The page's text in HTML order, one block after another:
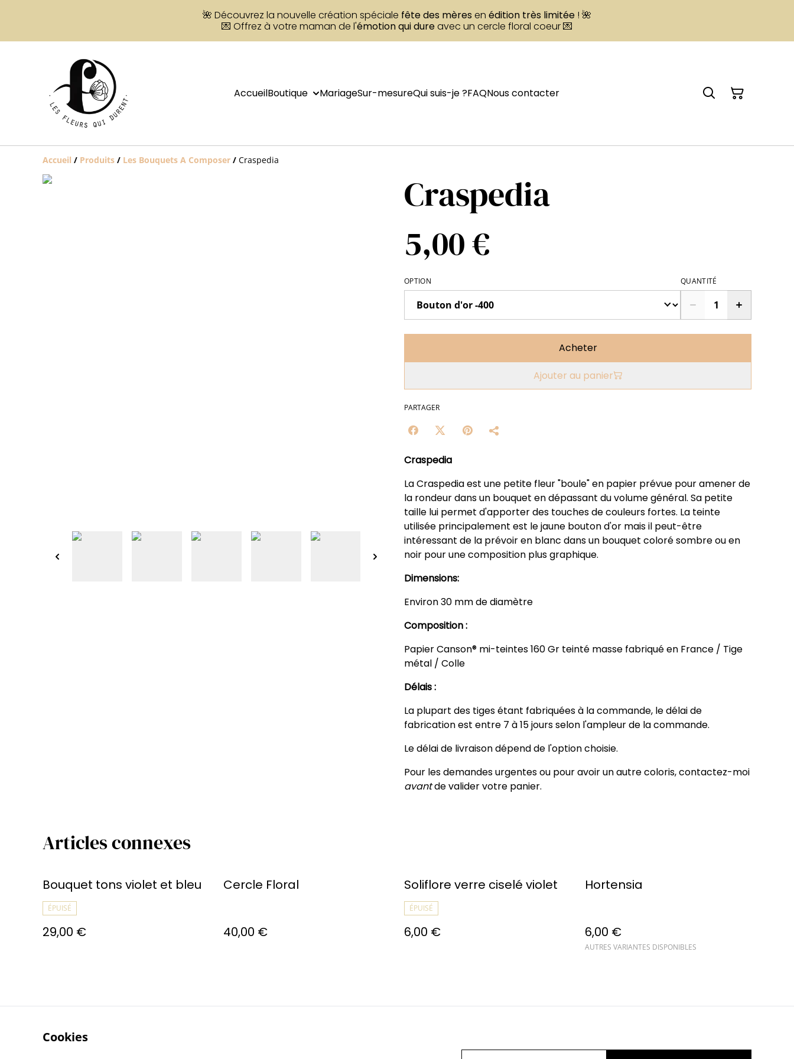
🌺 Découvrez la nouvelle création spéciale fête des mères en édition très limitée ! 🌺
💌 Offrez à votre maman de l'émotion qui dureavec un cercle floral coeur 💌
AccueilBoutique MariageSur-mesureQui suis-je ?FAQNous contacter
Accueil / Produits / Les Bouquets A Composer / Craspedia
Craspedia
5,00 €
OPTION QUANTITÉ
Acheter
Ajouter au panier
PARTAGER
Craspedia
La Craspedia est une petite fleur "boule" en papier prévue pour amener de
la rondeur dans un bouquet en dépassant du volume général. Sa petite
taille lui permet d'apporter des touches de couleurs fortes. La teinte
utilisée principalement est le jaune bouton d'or mais il peut-être
intéressant de la prévoir en blanc dans un bouquet coloré sombre ou en
noir pour une composition plus graphique.
Dimensions:
Environ 30 mm de diamètre
Composition :
Papier Canson® mi-teintes 160 Gr teinté masse fabriqué en France / Tige
métal / Colle
Délais :
La plupart des tiges étant fabriquées à la commande, le délai de
fabrication est entre 7 à 15 jours selon l'ampleur de la commande.
Le délai de livraison dépend de l'option choisie.
Pour les demandes urgentes ou pour avoir un autre coloris, contactez-moi
avantde valider votre panier.
Articles connexes
Bouquet tons violet et bleu
ÉPUISÉ
29,00 €
Cercle Floral
40,00 €
Soliflore verre ciselé violet
ÉPUISÉ
6,00 €
Hortensia
6,00 €
AUTRES VARIANTES DISPONIBLES
confidentialité
Cookies